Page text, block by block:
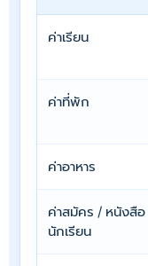
ค่าเรียน
ค่าที่พัก
ค่าอาหาร
ค่าสมัคร / หนังสื
นักเรียน